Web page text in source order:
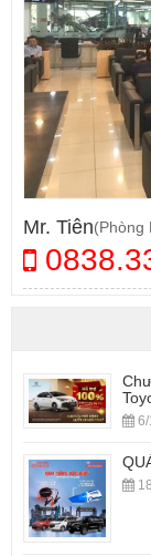
Mr. Tiên(Phòng